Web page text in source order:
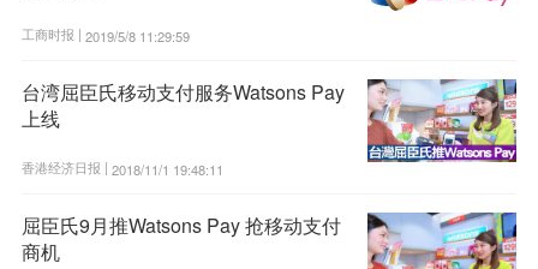
工商时报 | 2019/5/8 11:29:59
台湾屈臣氏移动支付服务Watsons Pay
上线
香港经济日报 | 2018/11/1 19:48:11
屈臣氏9月推Watsons Pay 抢移动支付
商机